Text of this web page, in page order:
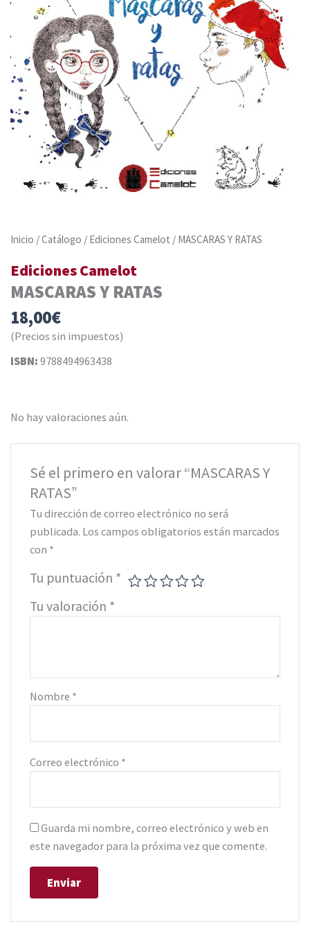
Inicio /Catálogo / Ediciones Camelot / MASCARAS Y RATAS
Ediciones Camelot
MASCARAS Y RATAS
18,00€
(Precios sin impuestos)
ISBN: 9788494963438
No hay valoraciones aún.
Sé el primero en valorar “MASCARAS Y
RATAS”
Tu dirección de correo electrónico no será
publicada. Los campos obligatorios están marcados
con *
Tu puntuación *
Tu valoración *
Nombre *
Correo electrónico *
Guarda mi nombre, correo electrónico y web en
este navegador para la próxima vez que comente.